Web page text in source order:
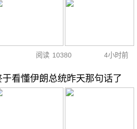
阅读 10380 4小时前
看懂伊朗总统昨天那句话了